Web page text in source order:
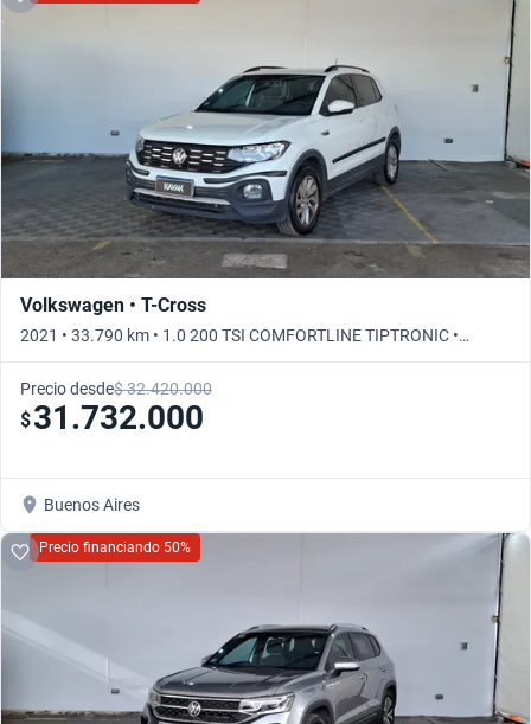
Volkswagen • T-Cross
2021 • 33.790 km • 1.0 200 TSI COMFORTLINE TIPTRONIC •
Automático
Precio desde$ 32.420.000
$31.732.000
Buenos Aires
Precio financiando 50%